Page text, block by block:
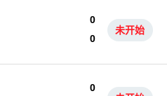
0
0
未开始
0